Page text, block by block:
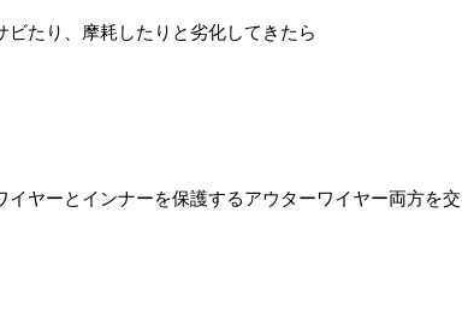
たり、摩耗したりと劣化してきたら
イヤーとインナーを保護するアウターワイヤー両方を交